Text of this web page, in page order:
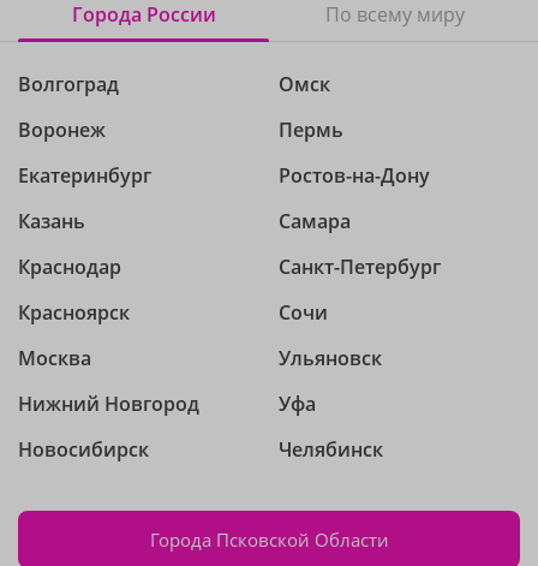
Города России По всему миру
Волгоград
Воронеж
Екатеринбург
Казань
Краснодар
Красноярск
Москва
Нижний Новгород
Новосибирск
Омск
Пермь
Ростов-на-Дону
Самара
Санкт-Петербург
Сочи
Ульяновск
Уфа
Челябинск
Города Псковской Области